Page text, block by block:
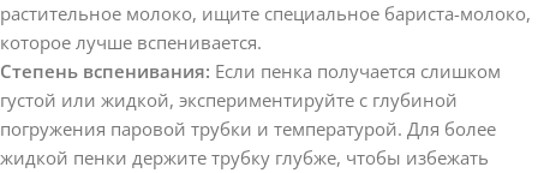
растительное молоко, ищите специальное бариста-молоко,
которое лучше вспенивается.
Степень вспенивания: Если пенка получается слишком
густой или жидкой, экспериментируйте с глубиной
погружения паровой трубки и температурой. Для более
жидкой пенки держите трубку глубже, чтобы избежать